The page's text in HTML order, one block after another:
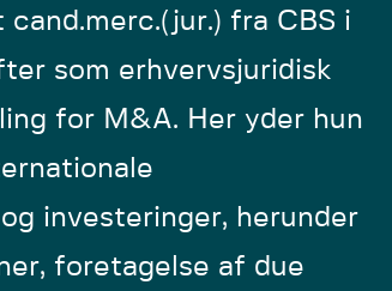
fra CBS i
som erhvervsjuridisk
for M&A. Her yder hun
investeringer, herunder
foretagelse af due